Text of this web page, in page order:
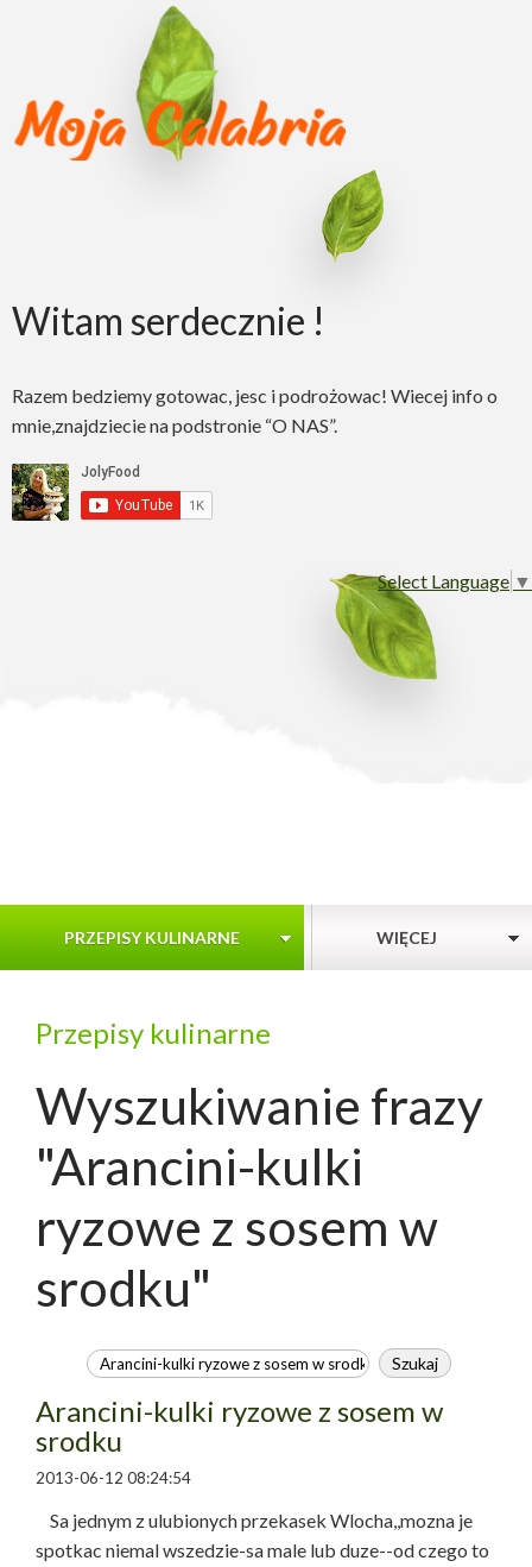
Witam serdecznie !
Razem bedziemy gotowac, jesc i podrożowac! Wiecej info o
mnie,znajdziecie na podstronie “O NAS”.
Select Language ▼
PRZEPISY KULINARNE WIĘCEJ
Przepisy kulinarne
Wyszukiwanie frazy
"Arancini-kulki
ryzowe z sosem w
srodku"
Arancini-kulki ryzowe z sosem w
srodku
2013-06-12 08:24:54
Sa jednym z ulubionych przekasek Wlocha,,mozna je
spotkac niemal wszedzie-sa male lub duze--od czego to